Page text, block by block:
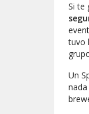
Si te
tuvo
Un